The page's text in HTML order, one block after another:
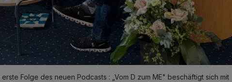
Folge des neuen Podcasts : „Vom D zum ME" beschäftigt sich mit